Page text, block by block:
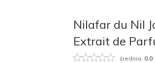
Nilafar du Nil
Extrait de
średnia: 0.0